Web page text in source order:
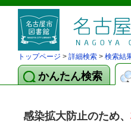
トップページ > 詳細検索 > 検索結
かんたん検索
感染拡大防止のため、